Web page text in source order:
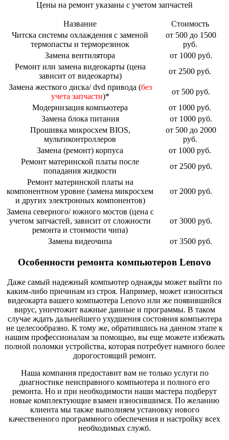
Цены на ремонт указаны с учетом запчастей
Название
Стоимость
Читска системы охлаждения с заменой
термопасты и терморезинок
от 500 до 1500
руб.
Замена вентилятора
от 1000 руб.
Ремонт или замена видеокарты (цена
зависит от видеокарты)
от 2500 руб.
Замена жесткого диска/ dvd привода (без
учета запчасти)*
от 500 руб.
Модернизация компьютера
от 1000 руб.
Замена блока питания
от 1000 руб.
Прошивка микросхем BIOS,
мультиконтроллеров
от 500 до 2000
руб.
Замена (ремонт) корпуса
от 1000 руб.
Ремонт материнской платы после
попадания жидкости
от 2500 руб.
Ремонт материнской платы на
компонентном уровне (замена микросхем
и других электронных компонентов)
от 2000 руб.
Замена северного/ южного мостов (цена с
учетом запчастей, зависит от сложности
ремонта и стоимости чипа)
от 3000 руб.
Замена видеочипа от 3500 руб.
Особенности ремонта компьютеров Lenovo
Даже самый надежный компьютер однажды может выйти по
каким-либо причинам из строя. Например, может износиться
видеокарта вашего компьютера Lenovo или же появившийся
вирус, уничтожит важные данные и программы. В таком
случае ждать дальнейшего ухудшения состояния компьютера
не целесообразно. К тому же, обратившись на данном этапе к
нашим профессионалам за помощью, вы еще можете избежать
полной поломки устройства, которая потребует намного более
дорогостоящий ремонт.
Наша компания предоставит вам не только услуги по
диагностике неисправного компьютера и полного его
ремонта. Но и при необходимости наши мастера подберут
новые комплектующие взамен износившимся. По желанию
клиента мы также выполняем установку нового
качественного программного обеспечения и настройку всех
необходимых служб.